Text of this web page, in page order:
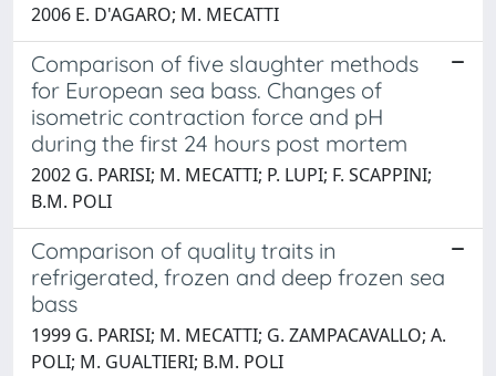
2006 E. D'AGARO; M. MECATTI
Comparison of five slaughter methods
for European sea bass. Changes of
isometric contraction force and pH
during the first 24 hours post mortem
2002 G. PARISI; M. MECATTI; P. LUPI; F. SCAPPINI;
B.M. POLI
Comparison of quality traits in
refrigerated, frozen and deep frozen sea
bass
1999 G. PARISI; M. MECATTI; G. ZAMPACAVALLO; A.
POLI; M. GUALTIERI; B.M. POLI